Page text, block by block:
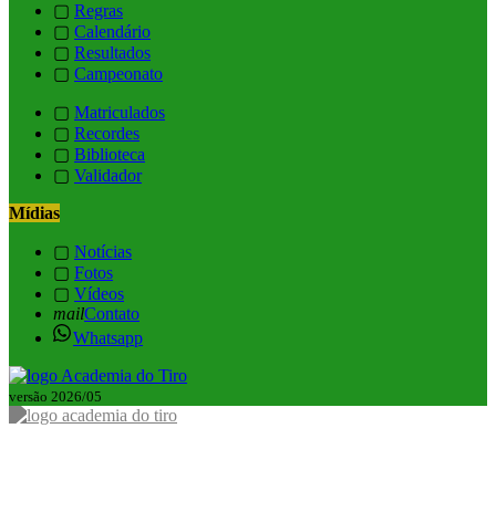
▢ Regras
▢ Calendário
▢ Resultados
▢ Campeonato
▢ Matriculados
▢ Recordes
▢ Biblioteca
▢ Validador
Mídias
▢ Notícias
▢ Fotos
▢ Vídeos
mailContato
Whatsapp
versão 2026/05